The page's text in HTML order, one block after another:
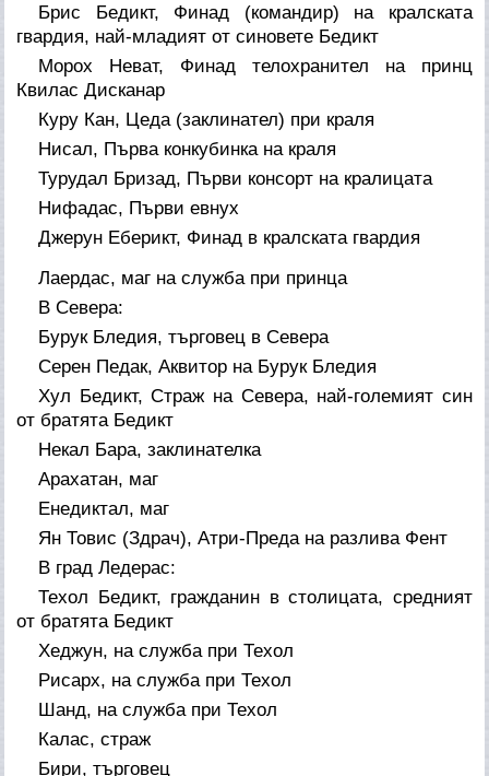
Брис Бедикт, Финад (командир) на кралската
гвардия, най-младият от синовете Бедикт
Морох Неват, Финад телохранител на принц
Квилас Дисканар
Куру Кан, Цеда (заклинател) при краля
Нисал, Първа конкубинка на краля
Турудал Бризад, Първи консорт на кралицата
Нифадас, Първи евнух
Джерун Еберикт, Финад в кралската гвардия
Лаердас, маг на служба при принца
В Севера:
Бурук Бледия, търговец в Севера
Серен Педак, Аквитор на Бурук Бледия
Хул Бедикт, Страж на Севера, най-големият син
от братята Бедикт
Некал Бара, заклинателка
Арахатан, маг
Енедиктал, маг
Ян Товис (Здрач), Атри-Преда на разлива Фент
В град Ледерас:
Техол Бедикт, гражданин в столицата, средният
от братята Бедикт
Хеджун, на служба при Техол
Рисарх, на служба при Техол
Шанд, на служба при Техол
Калас, страж
Бири, търговец